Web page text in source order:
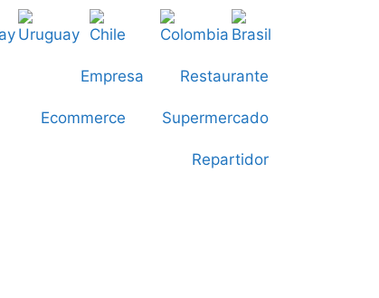
Empresa Restaurante
Ecommerce Supermercado
Repartidor